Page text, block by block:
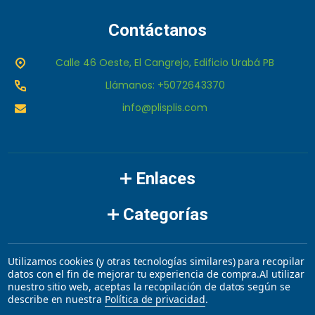
Contáctanos
Calle 46 Oeste, El Cangrejo, Edificio Urabá PB
Llámanos: +5072643370
info@plisplis.com
Enlaces
Categorías
Marcas
©2026 plisplis.
Utilizamos cookies (y otras tecnologías similares) para recopilar
datos con el fin de mejorar tu experiencia de compra.Al utilizar
nuestro sitio web, aceptas la recopilación de datos según se
describe en nuestra Política de privacidad.